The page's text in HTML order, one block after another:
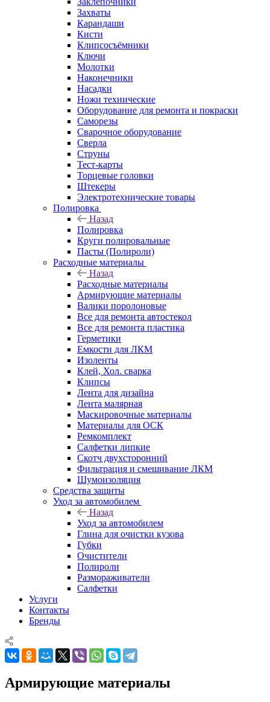
Захваты
Карандаши
Кисти
Клипсосъёмники
Ключи
Молотки
Наконечники
Насадки
Ножи технические
Оборудование для ремонта и покраски
Саморезы
Сварочное оборудование
Сверла
Струны
Тест-карты
Торцевые головки
Штекеры
Электротехнические товары
Полировка
Назад
Полировка
Круги полировальные
Пасты (Полироли)
Расходные материалы
Назад
Расходные материалы
Армирующие материалы
Валики поролоновые
Все для ремонта автостекол
Все для ремонта пластика
Герметики
Емкости для ЛКМ
Изоленты
Клей, Хол. сварка
Клипсы
Лента для дизайна
Лента малярная
Маскировочные материалы
Материалы для ОСК
Ремкомплект
Салфетки липкие
Скотч двухсторонний
Фильтрация и смешивание ЛКМ
Шумоизоляция
Средства защиты
Уход за автомобилем
Назад
Уход за автомобилем
Глина для очистки кузова
Губки
Очистители
Полироли
Размораживатели
Салфетки
Услуги
Контакты
Бренды
Армирующие материалы